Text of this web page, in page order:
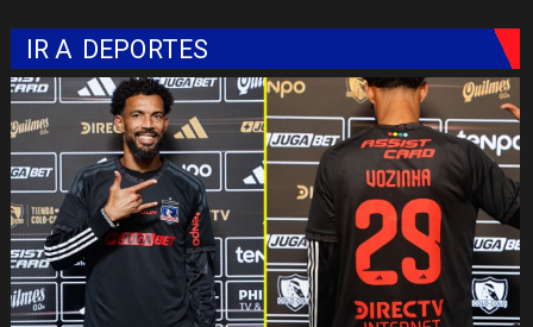
IR A DEPORTES